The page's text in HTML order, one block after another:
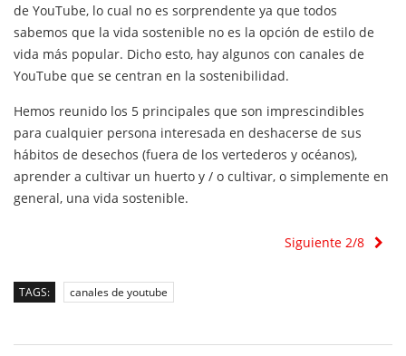
de YouTube, lo cual no es sorprendente ya que todos
sabemos que la vida sostenible no es la opción de estilo de
vida más popular. Dicho esto, hay algunos con canales de
YouTube que se centran en la sostenibilidad.
Hemos reunido los 5 principales que son imprescindibles
para cualquier persona interesada en deshacerse de sus
hábitos de desechos (fuera de los vertederos y océanos),
aprender a cultivar un huerto y / o cultivar, o simplemente en
general, una vida sostenible.
Siguiente 2/8
TAGS: canales de youtube